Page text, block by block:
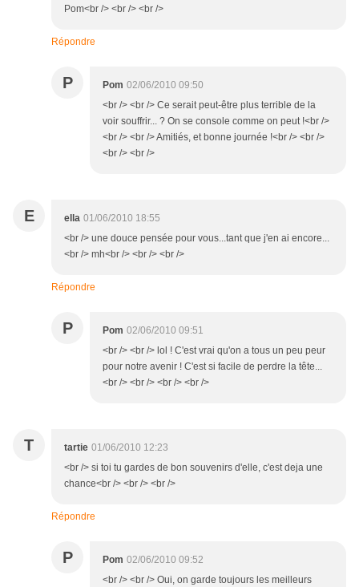
Pom<br /> <br /> <br />
Répondre
P Pom 02/06/2010 09:50
<br /> <br /> Ce serait peut-être plus terrible de la
voir souffrir... ? On se console comme on peut !<br />
<br /> <br /> Amitiés, et bonne journée !<br /> <br />
<br /> <br />
E ella 01/06/2010 18:55
<br /> une douce pensée pour vous...tant que j'en ai encore...
<br /> mh<br /> <br /> <br />
Répondre
P Pom 02/06/2010 09:51
<br /> <br /> lol ! C'est vrai qu'on a tous un peu peur
pour notre avenir ! C'est si facile de perdre la tête...
<br /> <br /> <br /> <br />
T tartie 01/06/2010 12:23
<br /> si toi tu gardes de bon souvenirs d'elle, c'est deja une
chance<br /> <br /> <br />
Répondre
P Pom 02/06/2010 09:52
<br /> <br /> Oui, on garde toujours les meilleurs